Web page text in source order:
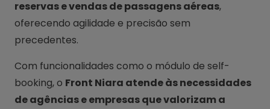
reservas e vendas de passagens aéreas,
oferecendo agilidade e precisão sem
precedentes.
Com funcionalidades como o módulo de self-
booking, o Front Niara atende às necessidades
de agências e empresas que valorizam a